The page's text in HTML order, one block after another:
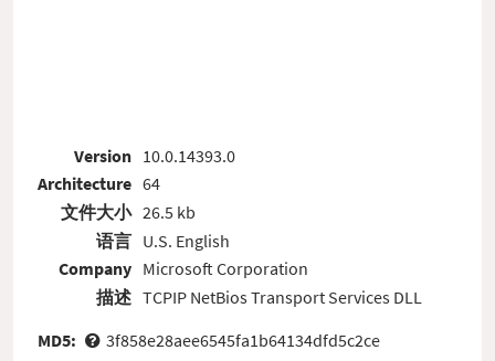
Version
Architecture
文件大小
语言
Company
描述
10.0.14393.0
64
26.5 kb
U.S. English
Microsoft Corporation
TCPIP NetBios Transport Services DLL
MD5:
3f858e28aee6545fa1b64134dfd5c2ce